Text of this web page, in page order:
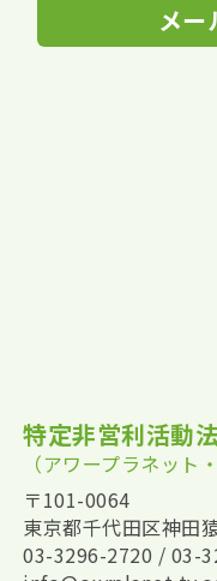
メー
特定非営利活動
（アワープラネット
〒101-0064
東京都千代田区神田
03-3296-2720 / 03-